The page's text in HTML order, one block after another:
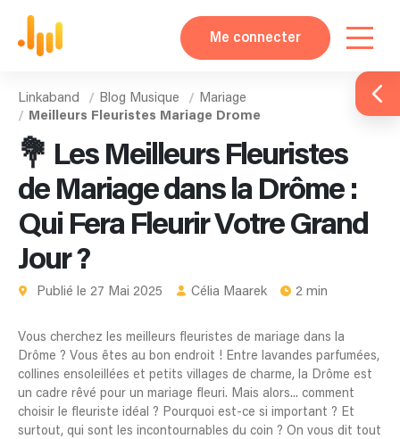
Me connecter
Linkaband Blog Musique
Mariage
Meilleurs Fleuristes Mariage Drome
💐 Les Meilleurs Fleuristes
de Mariage dans la Drôme :
Qui Fera Fleurir Votre Grand
Jour ?
Publié le 27 Mai 2025 Célia Maarek 2 min
Vous cherchez les meilleurs fleuristes de mariage dans la
Drôme ? Vous êtes au bon endroit ! Entre lavandes parfumées,
collines ensoleillées et petits villages de charme, la Drôme est
un cadre rêvé pour un mariage fleuri. Mais alors... comment
choisir le fleuriste idéal ? Pourquoi est-ce si important ? Et
surtout, qui sont les incontournables du coin ? On vous dit tout